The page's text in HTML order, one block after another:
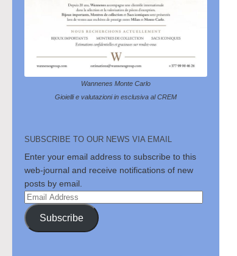
Wannenes Monte Carlo
Gioielli e valutazioni in esclusiva al CREM
SUBSCRIBE TO OUR NEWS VIA EMAIL
Enter your email address to subscribe to this
web-journal and receive notifications of new
posts by email.
Email
Address
Subscribe